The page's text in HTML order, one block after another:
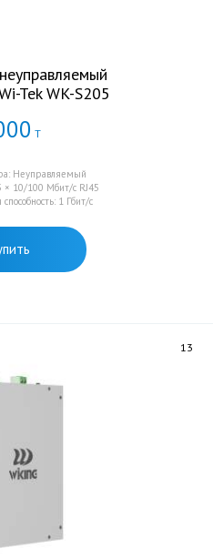
Tek WK-S205
Т
Неуправляемый
10/100 Мбит/с RJ45
1 Гбит/с
13